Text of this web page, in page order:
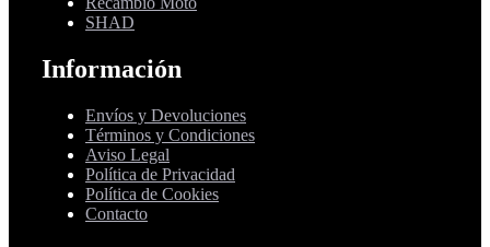
SHAD
Información
Envíos y Devoluciones
Términos y Condiciones
Aviso Legal
Política de Privacidad
Política de Cookies
Contacto